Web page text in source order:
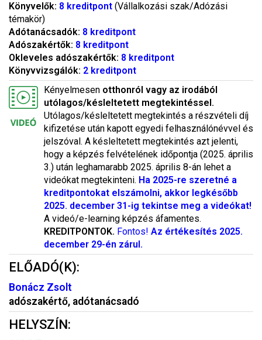
Könyvelők: 8 kreditpont (Vállalkozási szak/Adózási
témakör)
Adótanácsadók: 8 kreditpont
Adószakértők: 8 kreditpont
Okleveles adószakértők: 8 kreditpont
Könyvvizsgálók: 2 kreditpont
Kényelmesen otthonról vagy az irodából
utólagos/késleltetett megtekintéssel.
Utólagos/késleltetett megtekintés a részvételi díj
kifizetése után kapott egyedi felhasználónévvel és
jelszóval. A késleltetett megtekintés azt jelenti,
hogy a képzés felvételének időpontja (2025. április
3.) után leghamarabb 2025. április 8-án lehet a
videókat megtekinteni. Ha 2025-re szeretné a
kreditpontokat elszámolni, akkor legkésőbb
2025. december 31-ig tekintse meg a videókat!
A videó/e-learning képzés áfamentes.
KREDITPONTOK. Fontos! Az értékesítés 2025.
december 29-én zárul.
ELŐADÓ(K):
Bonácz Zsolt
adószakértő, adótanácsadó
HELYSZÍN: